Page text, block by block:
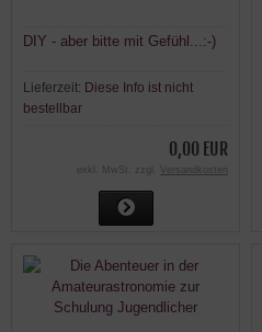
DIY - aber bitte mit Gefühl...:-)
Lieferzeit: Diese Info ist nicht
bestellbar
0,00 EUR
exkl. MwSt. zzgl. Versandkosten